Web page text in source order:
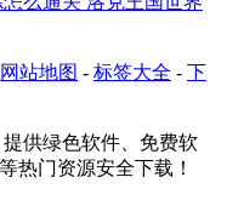
网站地图 - 标签大全 - 下
供绿色软件、免费软
热门资源安全下载！